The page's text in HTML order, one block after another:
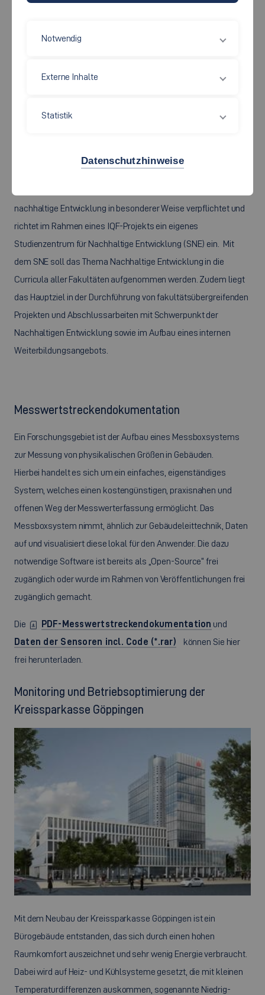
dem Überschüsse aus fluktuierenden erneuerbaren Energien in
dem Strom- und Gasnetz abgegeben werden. Die Fakultät GU
systemdienliche Sektorkopplung von Wärme, Kälte, Strom und
Studienzentrum für nachhaltige Entwicklung
nachhaltige Entwicklung in besonderer Weise verpflichtet und
richtet im Rahmen eines IQF-Projekts ein eigenes
Studienzentrum für Nachhaltige Entwicklung (SNE) ein. Mit
dem SNE soll das Thema Nachhaltige Entwicklung in die
Curricula aller Fakultäten aufgenommen werden. Zudem liegt
das Hauptziel in der Durchführung von fakultätsübergreifenden
Projekten und Abschlussarbeiten mit Schwerpunkt der
Nachhaltigen Entwicklung sowie im Aufbau eines internen
Weiterbildungsangebots.
Messwertstreckendokumentation
Ein Forschungsgebiet ist der Aufbau eines Messboxsystems
zur Messung von physikalischen Größen in Gebäuden.
Hierbei handelt es sich um ein einfaches, eigenständiges
System, welches einen kostengünstigen, praxisnahen und
offenen Weg der Messwerterfassung ermöglicht. Das
Messboxsystem nimmt, ähnlich zur Gebäudeleittechnik, Daten
auf und visualisiert diese lokal für den Anwender. Die dazu
notwendige Software ist bereits als „Open-Source“ frei
zugänglich oder wurde im Rahmen von Veröffentlichungen frei
zugänglich gemacht.
Die PDF-Messwertstreckendokumentation und
Daten der Sensoren incl. Code (*.rar)
können Sie hier
frei herunterladen.
Monitoring und Betriebsoptimierung der
Kreissparkasse Göppingen
Mit dem Neubau der Kreissparkasse Göppingen ist ein
Bürogebäude entstanden, das sich durch einen hohen
Raumkomfort auszeichnet und sehr wenig Energie verbraucht.
Dabei wird auf Heiz- und Kühlsysteme gesetzt, die mit kleinen
Temperaturdifferenzen auskommen, sogenannte Niedrig-
Notwendig
Externe Inhalte
Statistik
Datenschutzhinweise